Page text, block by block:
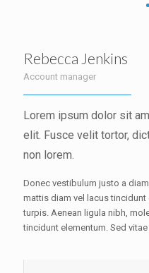
Rebecca Jenkins
Account manager
Lorem ipsum dolor sit
elit. Fusce velit tortor,
non lorem.
Donec vestibulum justo a
mattis diam vel lacus
turpis. Aenean ligula nibh,
tincidunt elementum. Sed